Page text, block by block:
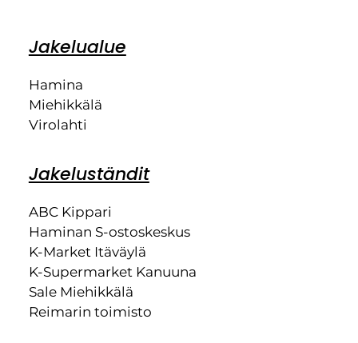
Jakelualue
Hamina
Miehikkälä
Virolahti
Jakeluständit
ABC Kippari
Haminan S-ostoskeskus
K-Market Itäväylä
K-Supermarket Kanuuna
Sale Miehikkälä
Reimarin toimisto